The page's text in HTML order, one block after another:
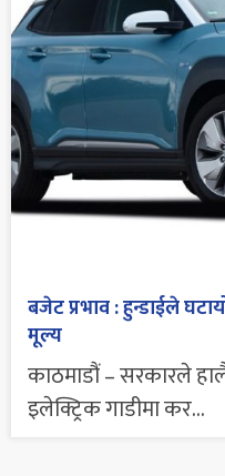
बजेट प्रभाव : हुन्डाईले
मूल्य
काठमाडौं – सरकारले
इलेक्ट्रिक गाडीमा कर...